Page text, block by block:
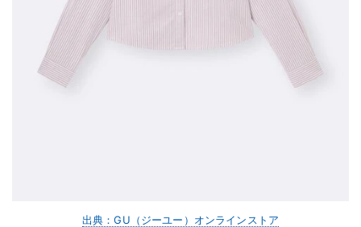
出典：GU（ジーユー）オンラインストア